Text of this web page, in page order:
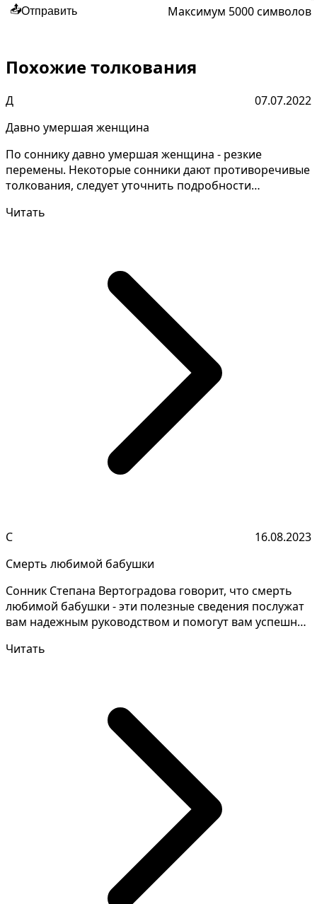
📤Отправить Максимум 5000 символов
Похожие толкования
Д
07.07.2022
Давно умершая женщина
По соннику давно умершая женщина - резкие
перемены. Некоторые сонники дают противоречивые
толкования, следует уточнить подробности
Читать
С
16.08.2023
Смерть любимой бабушки
Сонник Степана Вертоградова говорит, что смерть
любимой бабушки - эти полезные сведения послужат
вам надежным руководством и помогут вам успешно
Читать